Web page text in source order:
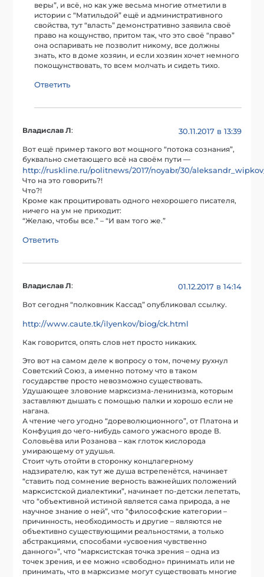
веры”, и всё, но как уже весьма многие отметили в
истории с “Матильдой” ещё и административного
свойства, тут “власть” демонстративно заявила своё
право на кощунство, притом так, что это своё “право”
она оспаривать не позволит никому, все должны
знать, кто в доме хозяин, и если хозяин хочет немного
покощунствовать, то всем молчать и сидеть тихо.
Ответить
Владислав Л: 30.11.2017 в 13:39
Вот ещё пример такого вот мощного “потока сознания”,
буквально сметающего всё на своём пути —
http://ruskline.ru/politnews/2017/noyabr/30/
Что на это говорить?!
Что?!
Кроме как процитировать одного нехорошего писателя,
ничего на ум не приходит:
“Желаю, чтобы все.” – “И вам того же.”
Ответить
Владислав Л: 01.12.2017 в 14:14
Вот сегодня “полковник Кассад” опубликовал ссылку.
http://www.caute.tk/ilyenkov/biog/ck.html
Как говорится, опять слов нет просто никаких.
Это вот на самом деле к вопросу о том, почему рухнул
Советский Союз, а именно потому что в таком
государстве просто невозможно существовать.
Удушающее зловоние марксизма-ленинизма, которым
заставляют дышать с помощью палки и хорошо если не
нагана.
А чтение чего угодно “дореволюционного”, от Платона и
Конфуция до чего-нибудь самого ужасного вроде В.
Соловьёва или Розанова – как глоток кислорода
умирающему от удушья.
Стоит чуть отойти в сторонку концлагерному
надзирателю, как тут же душа встрепенётся, начинает
“ставить под сомнение верность важнейших положений
марксистской диалектики”, начинает по-детски лепетать,
что “объективной истиной является сама природа, а не
научное знание о ней”, что “философские категории –
причинность, необходимость и другие – являются не
объективно существующими реальностями, а только
абстракциями, способами «усвоения чувственно
данного»”, что “марксистская точка зрения – одна из
точек зрения, и ее можно «свободно» принимать или не
принимать, что в марксизме могут существовать многие